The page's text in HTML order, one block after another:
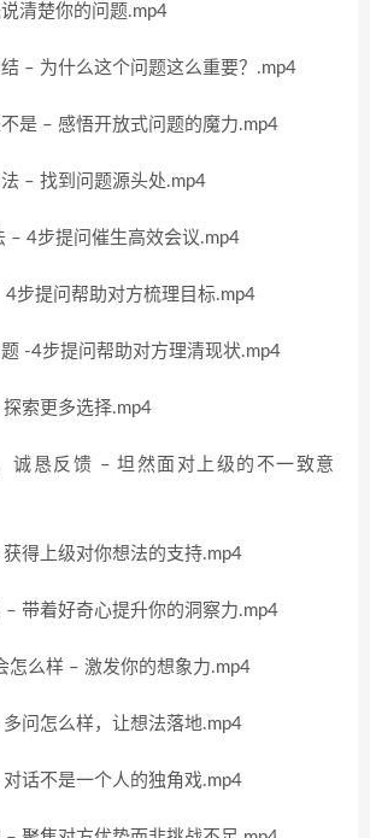
清楚你的问题.mp4
– 为什么这个问题这么重要？.mp4
是 – 感悟开放式问题的魔力.mp4
– 找到问题源头处.mp4
– 4步提问催生高效会议.mp4
4步提问帮助对方梳理目标.mp4
-4步提问帮助对方理清现状.mp4
探索更多选择.mp4
诚恳反馈 – 坦然面对上级的不一致意
获得上级对你想法的支持.mp4
– 带着好奇心提升你的洞察力.mp4
怎么样 – 激发你的想象力.mp4
多问怎么样，让想法落地.mp4
对话不是一个人的独角戏.mp4